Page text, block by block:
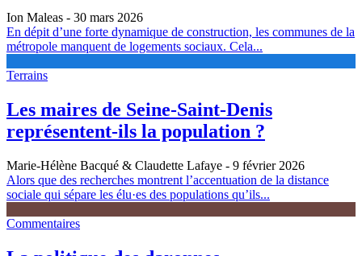
Ion Maleas - 30 mars 2026
En dépit d’une forte dynamique de construction, les communes de la
métropole manquent de logements sociaux. Cela...
Terrains
Les maires de Seine-Saint-Denis
représentent-ils la population ?
Marie-Hélène Bacqué & Claudette Lafaye - 9 février 2026
Alors que des recherches montrent l’accentuation de la distance
sociale qui sépare les élu·es des populations qu’ils...
Commentaires